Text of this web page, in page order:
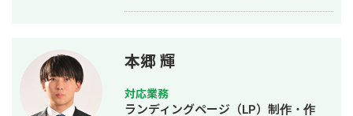
得意としており、要件定義、設計、実
装、本番リリース、運用改善まで一貫
して対応しています。 特に、仕様が複
雑な業務システムや、要件がまだ固ま
本郷 輝
対応業務
ランディングページ（LP）制作・作